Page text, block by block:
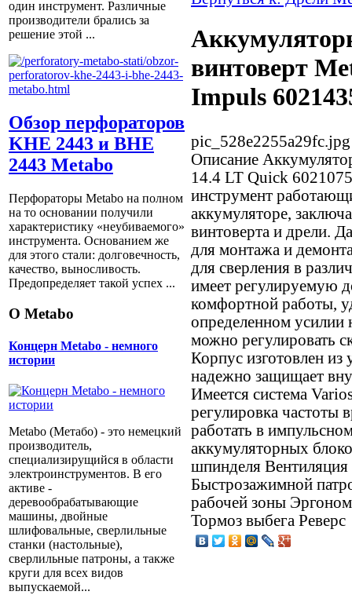
один инструмент. Различные
производители брались за
решение этой ...
Обзор перфораторов
KHE 2443 и BHE
2443 Metabo
Перфораторы Metabo на полном
на то основании получили
характеристику «неубиваемого»
инструмента. Основанием же
для этого стали: долговечность,
качество, выносливость.
Предопределяет такой успех ...
О Metabo
Концерн Metabo - немного
истории
Metabo (Метабо) - это немецкий
производитель,
специализирущийся в области
электроинструментов. В его
активе -
деревообрабатывающие
машины, двойные
шлифовальные, сверлильные
станки (настольные),
сверлильные патроны, а также
круги для всех видов
выпускаемой...
винтоверт
Impuls
pic_528e2255a29fc.jpg
Описание
14.4 LT Quick
инструмент
аккумуляторе,
винтоверта и дрели.
для монтажа и
для сверления в
имеет регулируемую
комфортной работы,
определенном усилии
можно регулировать
Корпус изготовлен из
надежно защищает
Имеется система
регулировка частоты
работать в
аккумуляторных
шпинделя Вентиляция
Быстрозажимной
рабочей зоны
Тормоз выбега Реверс